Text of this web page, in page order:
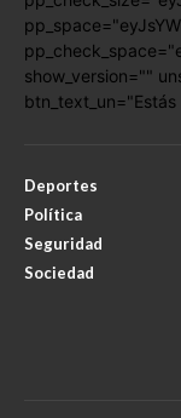
show_version=""
Deportes
Política
Seguridad
Sociedad